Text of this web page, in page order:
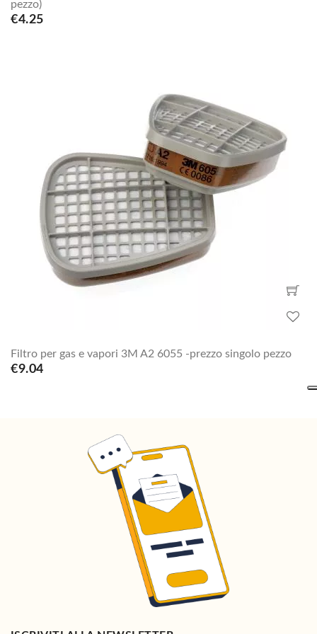
pezzo)
€4.25
Filtro per gas e vapori 3M A2 6055 -prezzo singolo pezzo
€9.04